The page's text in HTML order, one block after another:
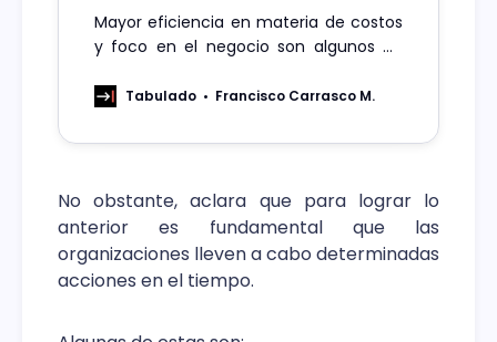
Mayor eficiencia en materia de costos
y foco en el negocio son algunos de
Tabulado Francisco Carrasco M.
No obstante, aclara que para lograr lo
anterior es fundamental que las
organizaciones lleven a cabo determinadas
acciones en el tiempo.